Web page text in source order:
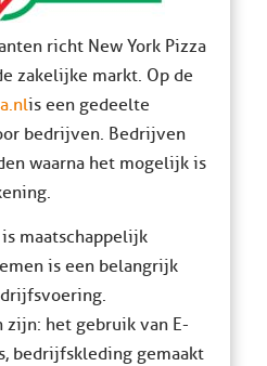
richt New York Pizza
zakelijke markt. Op de
is een gedeelte
bedrijven. Bedrijven
waarna het mogelijk is
maatschappelijk
is een belangrijk
zijn: het gebruik van E-
bedrijfskleding gemaakt